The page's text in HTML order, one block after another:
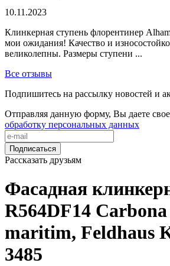
10.11.2023
Клинкерная ступень флорентинер
мои ожидания! Качество и
великолепны. Размеры ступени ...
Все отзывы
Подпишитесь на рассылку новостей и
Отправляя данную форму, Вы даете свое
обработку персональных данных
Подписаться
Рассказать друзьям
Фасадная
R564DF14 Carbona
maritim, Feldhaus
3485